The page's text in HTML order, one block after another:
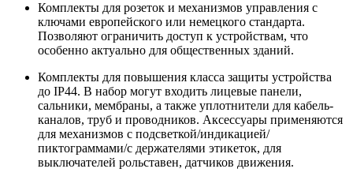
Комплекты для розеток и механизмов управления с
ключами европейского или немецкого стандарта.
Позволяют ограничить доступ к устройствам, что
особенно актуально для общественных зданий.
Комплекты для повышения класса защиты устройства
до IP44. В набор могут входить лицевые панели,
сальники, мембраны, а также уплотнители для кабель-
каналов, труб и проводников. Аксессуары применяются
для механизмов с подсветкой/индикацией/
пиктограммами/с держателями этикеток, для
выключателей рольставен, датчиков движения.